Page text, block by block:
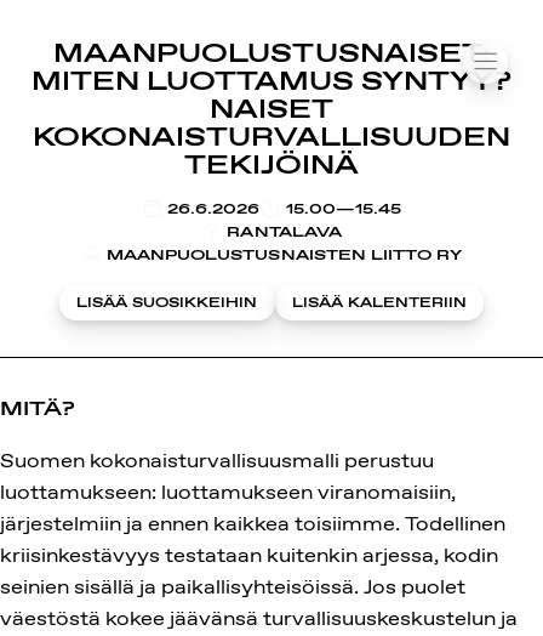
sisältöön
MAANPUOLUSTUSNAISET:
MITEN LUOTTAMUS SYNTYY?
NAISET
KOKONAISTURVALLISUUDEN
TEKIJÖINÄ
26.6.2026
KLO
15.00—15.45
RANTALAVA
MAANPUOLUSTUSNAISTEN LIITTO RY
LISÄÄ SUOSIKKEIHIN LISÄÄ KALENTERIIN
MITÄ?
Suomen kokonaisturvallisuusmalli perustuu
luottamukseen: luottamukseen viranomaisiin,
järjestelmiin ja ennen kaikkea toisiimme. Todellinen
kriisinkestävyys testataan kuitenkin arjessa, kodin
seinien sisällä ja paikallisyhteisöissä. Jos puolet
väestöstä kokee jäävänsä turvallisuuskeskustelun ja